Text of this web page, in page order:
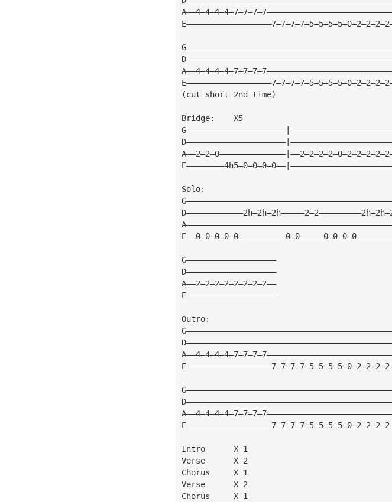
(cut short 2nd time)
Bridge:    X5
Solo:
G———————————————————
D———————————————————
A——2—2—2—2—2—2—2—2——
E———————————————————
Outro:
Intro      X 1
Verse      X 2
Chorus     X 1
Verse      X 2
Chorus     X 1